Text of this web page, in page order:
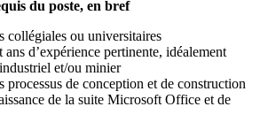
du poste, en bref
collégiales ou universitaires
d’expérience pertinente, idéalement
et/ou minier
processus de conception et de construction
de la suite Microsoft Office et de